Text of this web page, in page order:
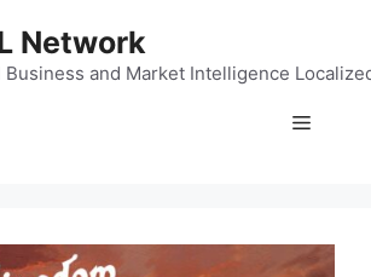
Network
Business and Market Intelligence
Menu